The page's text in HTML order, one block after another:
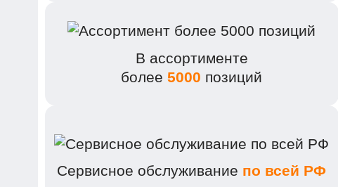
В ассортименте
более5000 позиций
Сервисное обслуживание по всей РФ